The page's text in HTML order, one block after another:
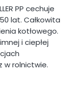
PP cechuje
lat. Całkowita
kotłowego.
i ciepłej
w rolnictwie.